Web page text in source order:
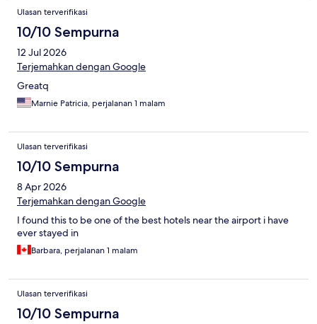
Ulasan terverifikasi
10/10 Sempurna
12 Jul 2026
Terjemahkan dengan Google
Greatq
Marnie Patricia, perjalanan 1 malam
Ulasan terverifikasi
10/10 Sempurna
8 Apr 2026
Terjemahkan dengan Google
I found this to be one of the best hotels near the airport i have
ever stayed in
Barbara, perjalanan 1 malam
Ulasan terverifikasi
10/10 Sempurna